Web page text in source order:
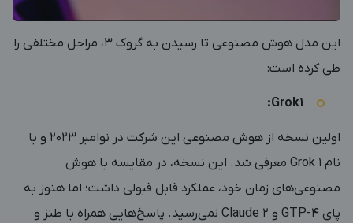
این مدل هوش مصنوعی تا رسیدن به گروک 3، مراحل مختلفی را
طی کرده است:
Grok1:
اولین نسخه از هوش مصنوعی این شرکت در نوامبر 2023 و با
نام Grok 1 معرفی شد. این نسخه، در مقایسه با هوش
مصنوعی‌های زمان خود، عملکرد قابل قبولی داشت؛ اما هنوز به
پای GTP-4 و Claude 2 نمی‌رسید. پاسخ‌هایی همراه با طنز و